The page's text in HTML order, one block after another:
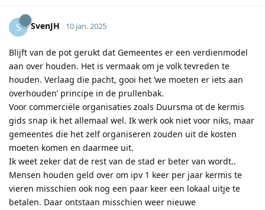
S SvenJH 10 jan. 2025
Blijft van de pot gerukt dat Gemeentes er een verdienmodel
aan over houden. Het is vermaak om je volk tevreden te
houden. Verlaag die pacht, gooi het ‘we moeten er iets aan
overhouden’ principe in de prullenbak.
Voor commerciële organisaties zoals Duursma ot de kermis
gids snap ik het allemaal wel. Ik werk ook niet voor niks, maar
gemeentes die het zelf organiseren zouden uit de kosten
moeten komen en daarmee uit.
Ik weet zeker dat de rest van de stad er beter van wordt..
Mensen houden geld over om ipv 1 keer per jaar kermis te
vieren misschien ook nog een paar keer een lokaal uitje te
betalen. Daar ontstaan misschien weer nieuwe